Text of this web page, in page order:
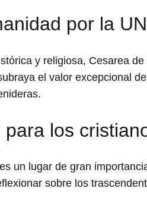
por la
y religiosa, Cesarea
el valor excepcional
los
un lugar de gran
sobre los